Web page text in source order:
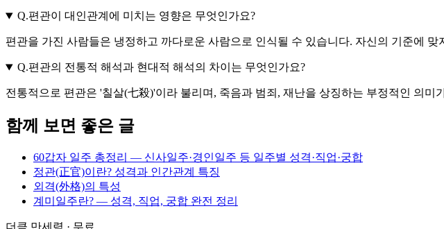
Q.편관이 대인관계에 미치는 영향은 무엇인가요?
편관을 가진 사람들은 냉정하고 까다로운 사람으로 인식될 수 있습니다. 자신의 기준에
Q.편관의 전통적 해석과 현대적 해석의 차이는 무엇인가요?
전통적으로 편관은 '칠살(七殺)'이라 불리며, 죽음과 범죄, 재난을 상징하는 부정적인 의미
함께 보면 좋은 글
60갑자 일주 총정리 — 신사일주·경인일주 등 일주별 성격·직업·궁합
정관(正官)이란? 성격과 인간관계 특징
외격(外格)의 특성
계미일주란? — 성격, 직업, 궁합 완전 정리